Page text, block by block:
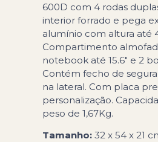
600D com 4 rodas
interior forrado e pega
alumínio com altura até
Compartimento
notebook até 15.6″ e 2
Contém fecho de
na lateral. Com placa
personalização.
peso de 1,67Kg.
Tamanho: 32 x 54 x 21